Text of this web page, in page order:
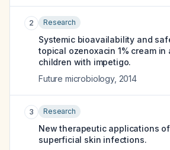
2 Research
Systemic bioavailability and
topical ozenoxacin 1% cream in
children with impetigo.
Future microbiology, 2014
3 Research
New therapeutic applications
superficial skin infections.